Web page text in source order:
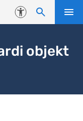
Juurdepääsetavus
objekt